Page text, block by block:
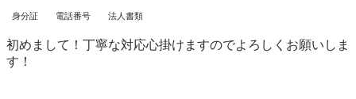
身分証 電話番号 法人書類
初めまして！丁寧な対応心掛けますのでよろしくお願いしま
す！